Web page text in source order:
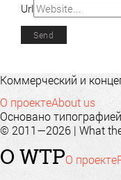
Url
Коммерческий и
О проектеAbout us
Основано
© 2011—2026 | What
О WTPО проекте